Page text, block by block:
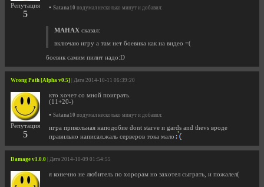
Репутация
5
• Satana10 подумал несколько минут и добавил:
MAHAX сказал:
включаю игру а там нет боевика как на видео =(
боевик самим пилит надо:D
Wrong Path [Alpha v0.5] | Дата 2014-10-11 06:39:20
Репутация
5
кто хочет со мной поиграть.
(11+20-)
• Satana10 подумал несколько минут и добавил:
игра прикольная наподобие dont starve и gards and thevs вроде
правильно написал.жаль серверов тока мало
Damage v1.0.0 | Дата 2014-10-09 01:54:55
я конечно не любитель по хорорам но захотел сыграть, и пожалел(